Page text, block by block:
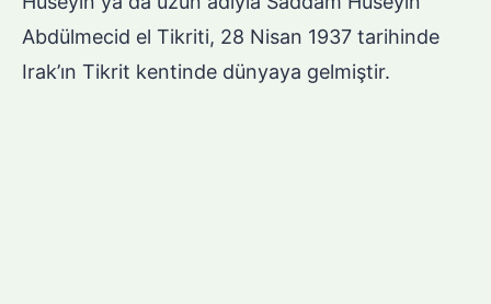
Abdülmecid el Tikriti, 28 Nisan 1937 tarihinde
Irak’ın Tikrit kentinde dünyaya gelmiştir.